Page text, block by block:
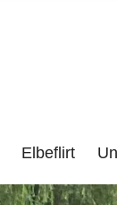
Elbeflirt